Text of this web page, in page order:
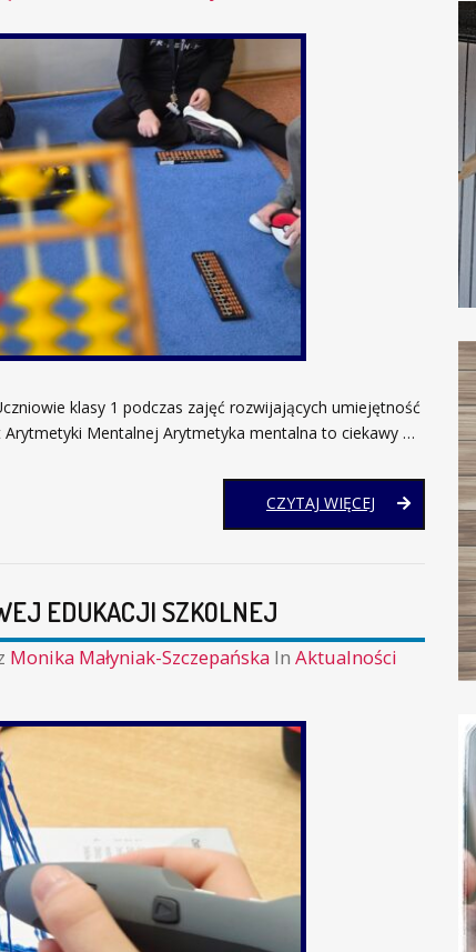
klasy 1 podczas zajęć rozwijających umiejętność
Mentalnej Arytmetyka mentalna to ciekawy …
CZYTAJ WIĘCEJ ARYTMETYKA
MENTALNA
EDUKACJI SZKOLNEJ
Monika Małyniak-Szczepańska In Aktualności